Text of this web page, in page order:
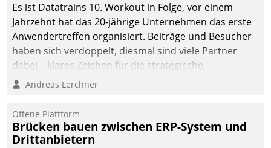
Es ist Datatrains 10. Workout in Folge, vor einem
Jahrzehnt hat das 20-jährige Unternehmen das erste
Anwendertreffen organisiert. Beiträge und Besucher
haben sich verdoppelt, diesmal sind viele Partner
dabei – klares Zeichen für die strategische
Fokussierung auf den Kunden.
Andreas Lerchner
Offene Plattform
Brücken bauen zwischen ERP-System und
Drittanbietern